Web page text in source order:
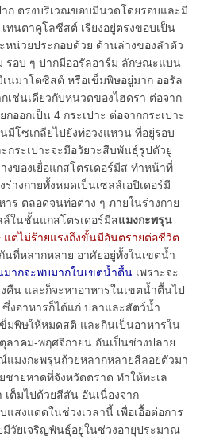
ก ตรงบริเวณขอบมีนวดโดยรอบและมี
ทนตาคูโลซีสต์ เรียงอยู่ตรงขอบเป็น
หน่วยประกอบด้วย ด้านล่างของลำตัว
รอบ ๆ ปากมีออรัลอาร์ม ลักษณะแบน
นมาโตซิสต์ หรือเข็มพิษอยู่มาก ออรัล
เช่นเดียวกับหนวดของไฮดรา ต่อจาก
ออกเป็น 4 กระเปาะ ต่อจากกระเปาะ
โซเกลียไปยังท่อวงแหวน ที่อยู่รอบ
กระเปาะจะมีอวัยวะสืบพันธุ์รูปตัวยู
งของเยื่อแกสโตรเดอร์มีส ทำหน้าที่
างกายทั้งหมดเป็นเซลล์เอปิเดอร์มี
ร ตลอดจนท่อต่าง ๆ ภายในร่างกาย
ในชั้นแกสโตรเดอร์มีสแมงกะพรุน
ต่ไม่ร้ายแรงถึงขั้นมีอันตรายต่อชีวิต
ที่หลากหลาย อาศัยอยู่ทั้งในเขตน้ำ
มากจะพบมากในเขตน้ำตื้น เพราะจะ
คืน และก็จะหาอาหารในเขตน้ำตื้นไป
งอาหารก็ได้แก่ ปลาและสัตว์น้ำ
มพิษให้หมดสติ และกินเป็นอาหารใน
ลาคม-พฤศจิกายน อันเป็นช่วงปลาย
มงกะพรุนถ้วยหลากหลายสีลอยตัวมา
ายหาดที่จังหวัดตราด ทำให้ทะเล
ต็มไปด้วยสีสัน อันเนื่องจาก
สงแดดในช่วงเวลานี้ เพื่อเอื้อต่อการ
วัยเจริญพันธุ์อยู่ในช่วงอายุประมาณ